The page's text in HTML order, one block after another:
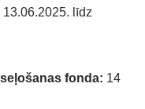
13.06.2025. līdz
fonda: 14